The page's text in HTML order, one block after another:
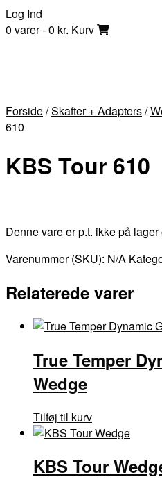
Skip
to
Log Ind
0 varer - 0 kr. Kurv
Forside/Skafter + Adapters/
610
KBS Tour 610
Denne vare er p.t. ikke på
Varenummer (SKU): N/A
Relaterede varer
True Temper
Wedge
Tilføj til kurv
KBS Tour